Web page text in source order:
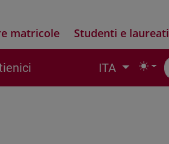
matricole Studenti e laureati
ITA